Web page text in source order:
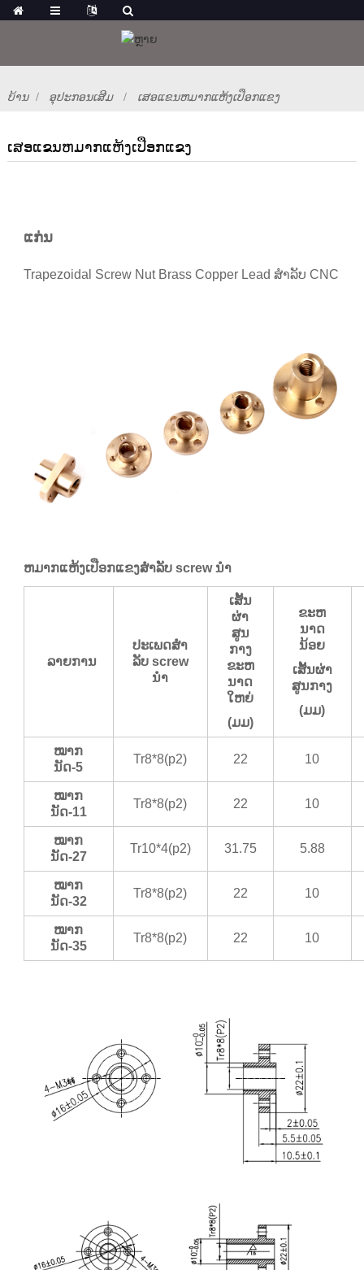
ບ້ານ ອຸປະກອນເສີມ ເສອແຂນຫມາກແຫ້ງເປືອກແຂງ
ເສອແຂນຫມາກແຫ້ງເປືອກແຂງ
ແກ່ນ
Trapezoidal Screw Nut Brass Copper Lead ສໍາລັບ CNC
ຫມາກແຫ້ງເປືອກແຂງສໍາລັບ screw ນໍາ
ລາຍການ
ປະເພດສໍາ
ລັບ screw
ນໍາ
ເສັ້ນ
ຜ່າ
ສູນ
ກາງ
ຂະຫ
ນາດ
ໃຫຍ່
(ມມ)
ຂະຫ
ນາດ
ນ້ອຍ
ເສັ້ນຜ່າ
ສູນກາງ
(ມມ)
ໝາກ
ນັດ-5
Tr8*8(p2) 22 10
ໝາກ
ນັດ-11
Tr8*8(p2) 22 10
ໝາກ
ນັດ-27
Tr10*4(p2) 31.75 5.88
ໝາກ
ນັດ-32
Tr8*8(p2) 22 10
ໝາກ
ນັດ-35
Tr8*8(p2) 22 10